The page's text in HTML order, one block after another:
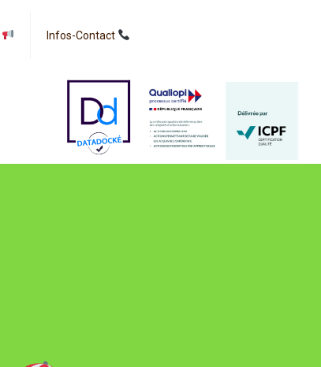
Infos-Contact